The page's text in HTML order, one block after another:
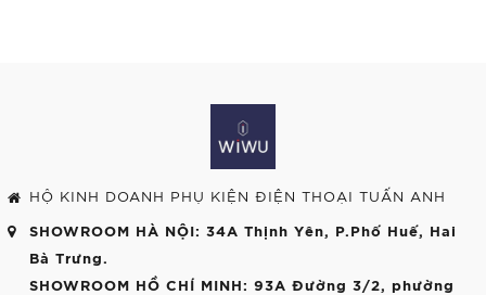
HỘ KINH DOANH PHỤ KIỆN ĐIỆN THOẠI TUẤN ANH
SHOWROOM HÀ NỘI: 34A Thịnh Yên, P.Phố Huế, Hai
Bà Trưng.
SHOWROOM HỒ CHÍ MINH: 93A Đường 3/2, phường